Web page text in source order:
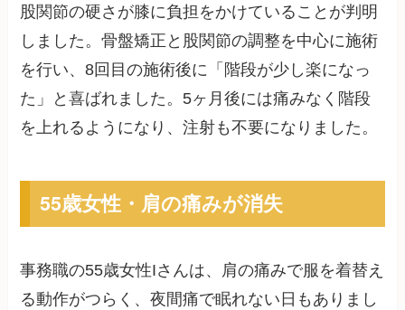
股関節の硬さが膝に負担をかけていることが判明
しました。骨盤矯正と股関節の調整を中心に施術
を行い、8回目の施術後に「階段が少し楽になっ
た」と喜ばれました。5ヶ月後には痛みなく階段
を上れるようになり、注射も不要になりました。
55歳女性・肩の痛みが消失
事務職の55歳女性Iさんは、肩の痛みで服を着替え
る動作がつらく、夜間痛で眠れない日もありまし